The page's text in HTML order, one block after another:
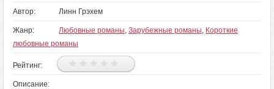
Автор: Линн Грэхем
Жанр: Любовные романы, Зарубежные романы, Короткие
любовные романы
Рейтинг:
Описание: